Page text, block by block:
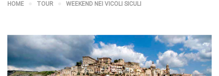
HOME TOUR WEEKEND NEI VICOLI SICULI